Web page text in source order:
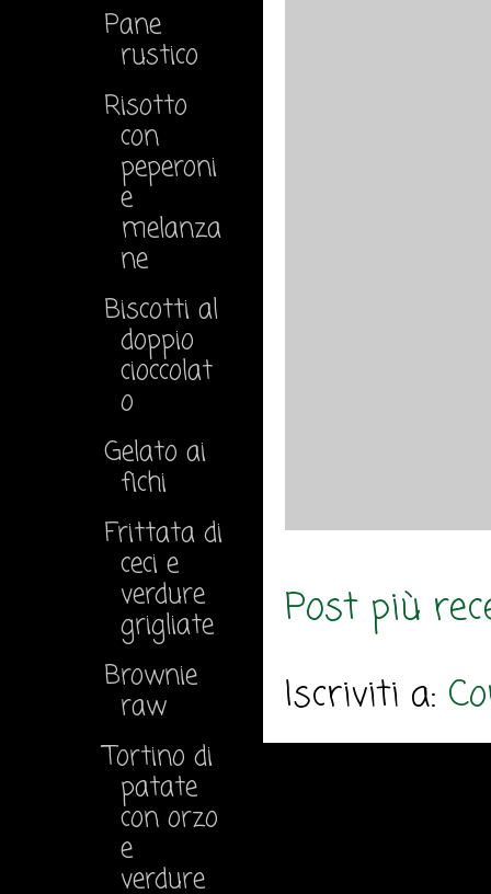
Post più
Iscriviti a:
Pane
rustico
Risotto
con
peperoni
e
melanza
ne
Biscotti al
doppio
cioccolat
o
Gelato ai
fichi
Frittata di
ceci e
verdure
grigliate
Brownie
raw
Tortino di
patate
con orzo
e
verdure